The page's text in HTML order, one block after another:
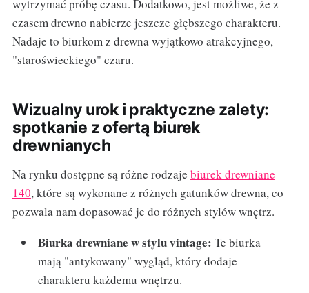
wytrzymać próbę czasu. Dodatkowo, jest możliwe, że z
czasem drewno nabierze jeszcze głębszego charakteru.
Nadaje to biurkom z drewna wyjątkowo atrakcyjnego,
"staroświeckiego" czaru.
Wizualny urok i praktyczne zalety:
spotkanie z ofertą biurek
drewnianych
Na rynku dostępne są różne rodzaje biurek drewniane
140, które są wykonane z różnych gatunków drewna, co
pozwala nam dopasować je do różnych stylów wnętrz.
Biurka drewniane w stylu vintage:Te biurka
mają "antykowany" wygląd, który dodaje
charakteru każdemu wnętrzu.